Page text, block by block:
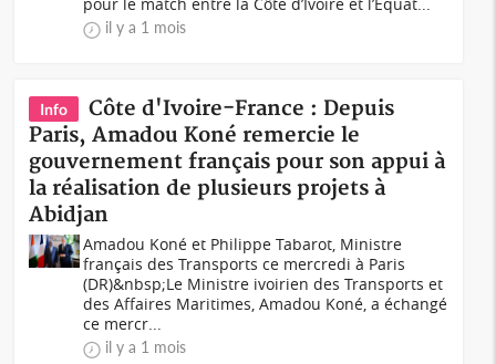
il y a 1 mois
Info
Côte d'Ivoire-France : Depuis
Paris, Amadou Koné remercie le
gouvernement français pour son appui à
la réalisation de plusieurs projets à
Abidjan
Amadou Koné et Philippe Tabarot, Ministre
français des Transports ce mercredi à Paris
(DR)&nbsp;Le Ministre ivoirien des Transports et
des Affaires Maritimes, Amadou Koné, a échangé
ce mercr...
il y a 1 mois